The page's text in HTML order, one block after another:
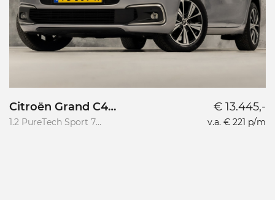
Citroën Grand C4
Picasso
1.2 PureTech Sport 7
€ 13.445,-
v.a. € 221 p/m